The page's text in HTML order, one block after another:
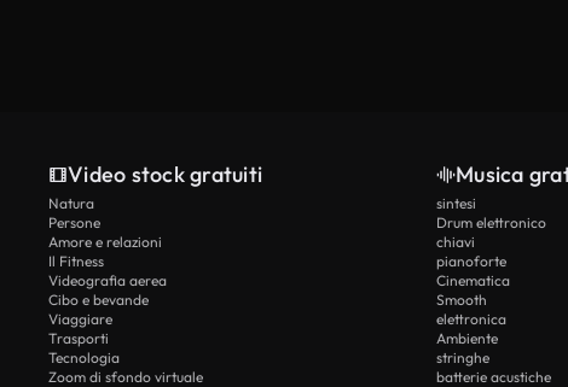
Video stock gratuiti
Natura
Persone
Amore e relazioni
Il Fitness
Videografia aerea
Cibo e bevande
Viaggiare
Trasporti
Tecnologia
Zoom di sfondo virtuale
Musica
sintesi
Drum elettronico
chiavi
pianoforte
Cinematica
Smooth
elettronica
Ambiente
stringhe
batterie acustiche